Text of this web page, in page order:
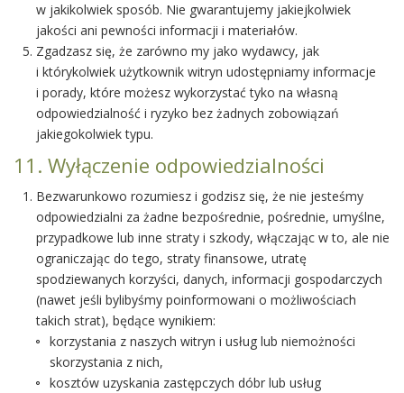
w jakikolwiek sposób. Nie gwarantujemy jakiejkolwiek
jakości ani pewności informacji i materiałów.
Zgadzasz się, że zarówno my jako wydawcy, jak
i którykolwiek użytkownik witryn udostępniamy informacje
i porady, które możesz wykorzystać tyko na własną
odpowiedzialność i ryzyko bez żadnych zobowiązań
jakiegokolwiek typu.
11. Wyłączenie odpowiedzialności
Bezwarunkowo rozumiesz i godzisz się, że nie jesteśmy
odpowiedzialni za żadne bezpośrednie, pośrednie, umyślne,
przypadkowe lub inne straty i szkody, włączając w to, ale nie
ograniczając do tego, straty finansowe, utratę
spodziewanych korzyści, danych, informacji gospodarczych
(nawet jeśli bylibyśmy poinformowani o możliwościach
takich strat), będące wynikiem:
korzystania z naszych witryn i usług lub niemożności
skorzystania z nich,
kosztów uzyskania zastępczych dóbr lub usług